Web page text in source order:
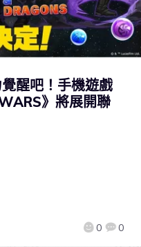
醒吧！手機遊戲
》將展開聯
0 0